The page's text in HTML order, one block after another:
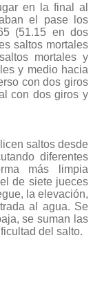
en la final al
el pase los
(51.15 en dos
saltos mortales
mortales y
y medio hacia
con dos giros
con dos giros y
saltos desde
diferentes
más limpia
de siete jueces
la elevación,
al agua. Se
se suman las
del salto.